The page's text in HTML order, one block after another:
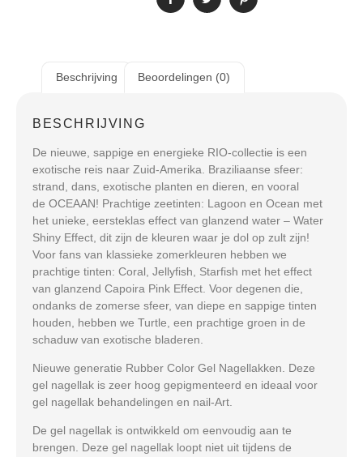
Beschrijving Beoordelingen (0)
BESCHRIJVING
De nieuwe, sappige en energieke RIO-collectie is een
exotische reis naar Zuid-Amerika. Braziliaanse sfeer:
strand, dans, exotische planten en dieren, en vooral
de OCEAAN! Prachtige zeetinten: Lagoon en Ocean met
het unieke, eersteklas effect van glanzend water – Water
Shiny Effect, dit zijn de kleuren waar je dol op zult zijn!
Voor fans van klassieke zomerkleuren hebben we
prachtige tinten: Coral, Jellyfish, Starfish met het effect
van glanzend Capoira Pink Effect. Voor degenen die,
ondanks de zomerse sfeer, van diepe en sappige tinten
houden, hebben we Turtle, een prachtige groen in de
schaduw van exotische bladeren.
Nieuwe generatie Rubber Color Gel Nagellakken. Deze
gel nagellak is zeer hoog gepigmenteerd en ideaal voor
gel nagellak behandelingen en nail-Art.
De gel nagellak is ontwikkeld om eenvoudig aan te
brengen. Deze gel nagellak loopt niet uit tijdens de